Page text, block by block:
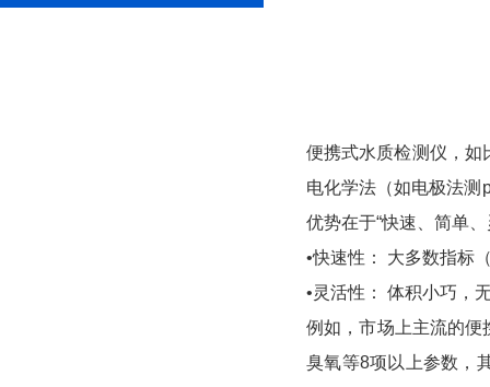
便携式水质检测仪，如
电化学法（如电极法测
优势在于“快速、简单
•快速性： 大多数指标
•灵活性： 体积小巧，
例如，市场上主流的
臭氧等8项以上参数，